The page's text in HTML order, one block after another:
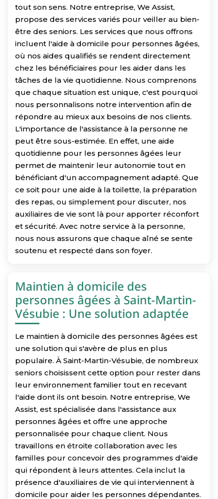
tout son sens. Notre entreprise, We Assist,
propose des services variés pour veiller au bien-
être des seniors. Les services que nous offrons
incluent l'aide à domicile pour personnes âgées,
où nos aides qualifiés se rendent directement
chez les bénéficiaires pour les aider dans les
tâches de la vie quotidienne. Nous comprenons
que chaque situation est unique, c'est pourquoi
nous personnalisons notre intervention afin de
répondre au mieux aux besoins de nos clients.
L'importance de l'assistance à la personne ne
peut être sous-estimée. En effet, une aide
quotidienne pour les personnes âgées leur
permet de maintenir leur autonomie tout en
bénéficiant d'un accompagnement adapté. Que
ce soit pour une aide à la toilette, la préparation
des repas, ou simplement pour discuter, nos
auxiliaires de vie sont là pour apporter réconfort
et sécurité. Avec notre service à la personne,
nous nous assurons que chaque aîné se sente
soutenu et respecté dans son foyer.
Maintien à domicile des
personnes âgées à Saint-Martin-
Vésubie : Une solution adaptée
Le maintien à domicile des personnes âgées est
une solution qui s'avère de plus en plus
populaire. À Saint-Martin-Vésubie, de nombreux
seniors choisissent cette option pour rester dans
leur environnement familier tout en recevant
l'aide dont ils ont besoin. Notre entreprise, We
Assist, est spécialisée dans l'assistance aux
personnes âgées et offre une approche
personnalisée pour chaque client. Nous
travaillons en étroite collaboration avec les
familles pour concevoir des programmes d'aide
qui répondent à leurs attentes. Cela inclut la
présence d'auxiliaires de vie qui interviennent à
domicile pour aider les personnes dépendantes.